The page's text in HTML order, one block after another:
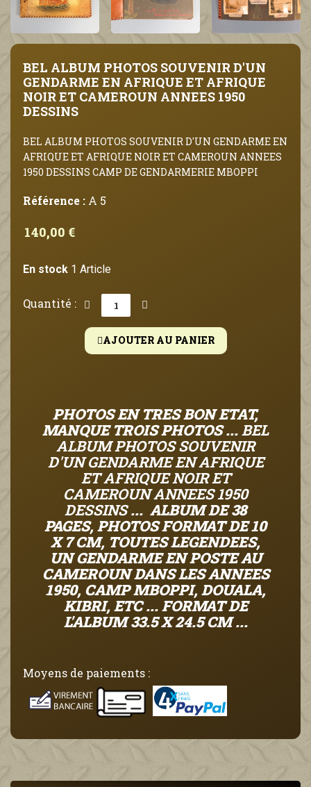
BEL ALBUM PHOTOS SOUVENIR D'UN
GENDARME EN AFRIQUE ET AFRIQUE
NOIR ET CAMEROUN ANNEES 1950
DESSINS
BEL ALBUM PHOTOS SOUVENIR D'UN GENDARME EN
AFRIQUE ET AFRIQUE NOIR ET CAMEROUN ANNEES
1950 DESSINS CAMP DE GENDARMERIE MBOPPI
Référence : A 5
140,00 €
En stock 1 Article
Quantité :
AJOUTER AU PANIER
PHOTOS EN TRES BON ETAT,
MANQUE TROIS PHOTOS ...BEL
ALBUM PHOTOS SOUVENIR
D'UN GENDARME EN AFRIQUE
ET AFRIQUE NOIR ET
CAMEROUN ANNEES 1950
DESSINS... ALBUM DE 38
PAGES, PHOTOS FORMAT DE 10
X 7 CM, TOUTES LEGENDEES,
UN GENDARME EN POSTE AU
CAMEROUN DANS LES ANNEES
1950, CAMP MBOPPI, DOUALA,
KIBRI, ETC ... FORMAT DE
L'ALBUM 33.5 X 24.5 CM ...
Moyens de paiements :